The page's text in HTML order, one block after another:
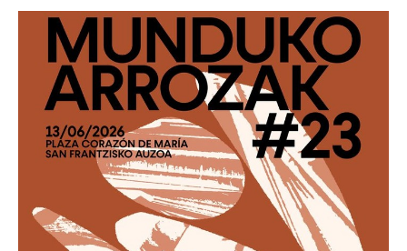
BEREZIAK
ARGAZKIAK
... AUKERA GEHIAGO